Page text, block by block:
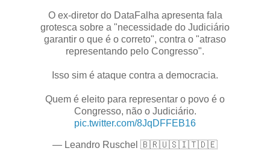
O ex-diretor do DataFalha apresenta fala
grotesca sobre a "necessidade do Judiciário
garantir o que é o correto", contra o "atraso
representando pelo Congresso".
Isso sim é ataque contra a democracia.
Quem é eleito para representar o povo é o
Congresso, não o Judiciário.
pic.twitter.com/8JqDFFEB16
— Leandro Ruschel 🇧🇷🇺🇸🇮🇹🇩🇪